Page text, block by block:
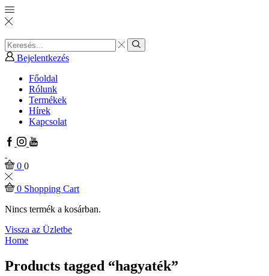
Search
input
Search
Bejelentkezés
Főoldal
Rólunk
Termékek
Hírek
Kapcsolat
Facebook
Instagram
Youtube
0 0
0 Shopping Cart
Nincs termék a kosárban.
Vissza az Üzletbe
Home
Products tagged “hagyaték”